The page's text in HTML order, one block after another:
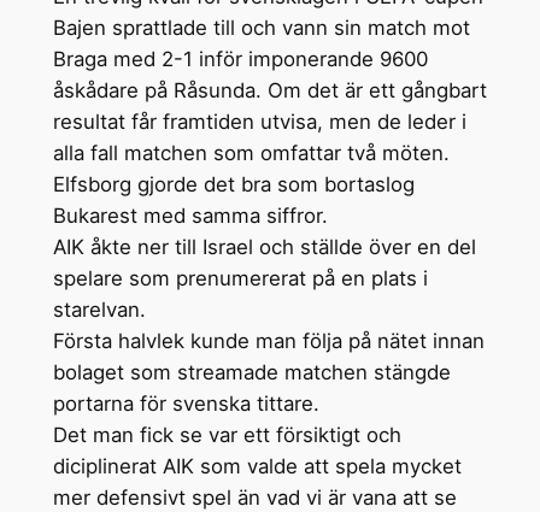
Bajen sprattlade till och vann sin match mot
Braga med 2-1 inför imponerande 9600
åskådare på Råsunda. Om det är ett gångbart
resultat får framtiden utvisa, men de leder i
alla fall matchen som omfattar två möten.
Elfsborg gjorde det bra som bortaslog
Bukarest med samma siffror.
AIK åkte ner till Israel och ställde över en del
spelare som prenumererat på en plats i
starelvan.
Första halvlek kunde man följa på nätet innan
bolaget som streamade matchen stängde
portarna för svenska tittare.
Det man fick se var ett försiktigt och
diciplinerat AIK som valde att spela mycket
mer defensivt spel än vad vi är vana att se